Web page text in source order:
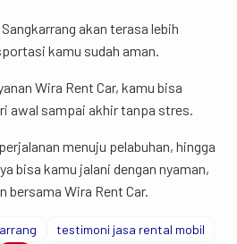
akan terasa lebih
kamu sudah aman.
Wira Rent Car, kamu bisa
awal sampai akhir tanpa stres.
menuju pelabuhan, hingga
bisa kamu jalani dengan nyaman,
bersama Wira Rent Car.
testimoni jasa rental mobil